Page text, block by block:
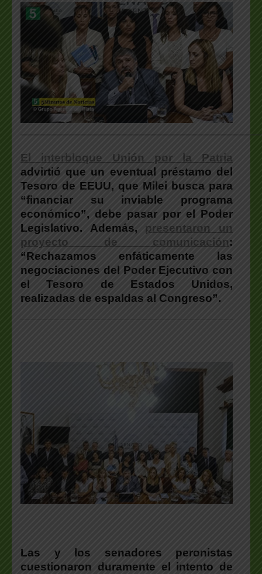
El interbloque Unión por la Patria
advirtió que un eventual préstamo del
Tesoro de EEUU, que Milei busca para
“financiar su inviable programa
económico”, debe pasar por el Poder
Legislativo. Además,
presentaron un
proyecto de comunicación:
“Rechazamos enfáticamente las
negociaciones del Poder Ejecutivo con
el Tesoro de Estados Unidos,
realizadas de espaldas al Congreso”.
Las y los senadores peronistas
cuestionaron duramente el intento de